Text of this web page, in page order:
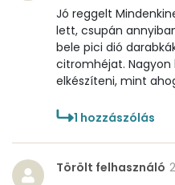
Összesen
A vitamin (RAE):
B6 vitamin:
B12 Vitamin:
E vitamin:
Jó reggelt
lett, csupán
bele pici dió
citromhéjat.
elkészíteni, mint
1 hozzászólás
Törölt felhasználó